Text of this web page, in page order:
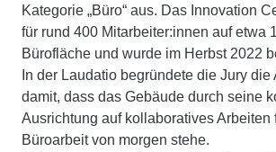
Kategorie „Büro“ aus. Das Innovation
für rund 400 Mitarbeiter:innen auf etwa
Bürofläche und wurde im Herbst 2022
In der Laudatio begründete die Jury
damit, dass das Gebäude durch seine
Ausrichtung auf kollaboratives Arbeiten
Büroarbeit von morgen stehe.